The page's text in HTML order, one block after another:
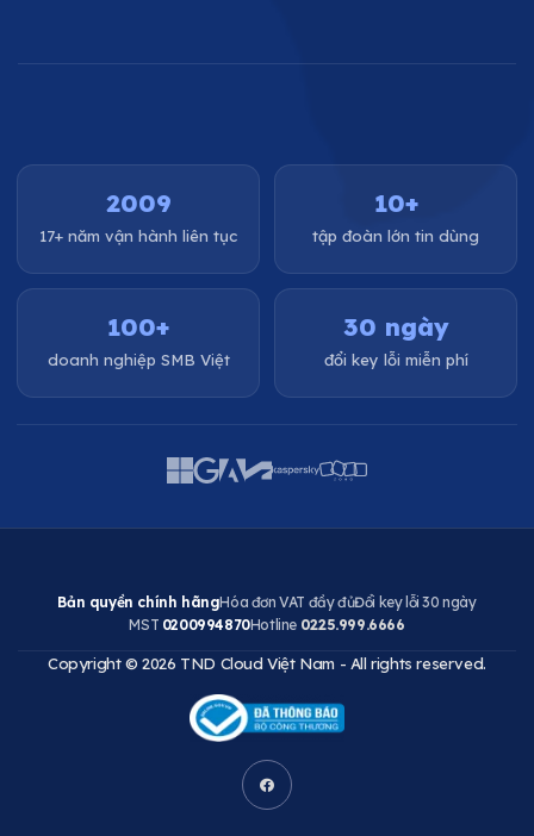
2009
17+ năm vận hành liên tục
10+
tập đoàn lớn tin dùng
100+
doanh nghiệp SMB Việt
30 ngày
đổi key lỗi miễn phí
Bản quyền chính hãngHóa đơn VAT đầy đủĐổi key lỗi 30 ngày
MST 0200994870Hotline 0225.999.6666
Copyright © 2026 TND Cloud Việt Nam - All rights reserved.